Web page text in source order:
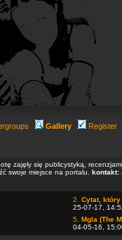
Gallery Register
zajęły się publicystyką,
swoje miejsce na portalu. kontakt:
2. Cytat, który
25-07-17,
5. Mgla (The
04-05-16,